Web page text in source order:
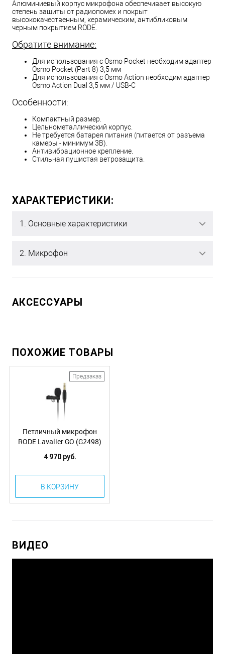
Алюминиевый корпус микрофона обеспечивает высокую
степень защиты от радиопомех и покрыт
высококачественным, керамическим, антибликовым
черным покрытием RODE.
Обратите внимание:
Для использования с Osmo Pocket необходим адаптер
Osmo Pocket (Part 8) 3,5 мм
Для использования с Osmo Action необходим адаптер
Osmo Action Dual 3,5 мм / USB-C
Особенности:
Компактный размер.
Цельнометаллический корпус.
Не требуется батарея питания (питается от разъема
камеры - минимум 3В).
Антивибрационное крепление.
Стильная пушистая ветрозащита.
ХАРАКТЕРИСТИКИ:
1. Основные характеристики
2. Микрофон
АКСЕССУАРЫ
ПОХОЖИЕ ТОВАРЫ
Предзаказ
Петличный микрофон
RODE Lavalier GO (G2498)
4 970 руб.
В КОРЗИНУ
ВИДЕО